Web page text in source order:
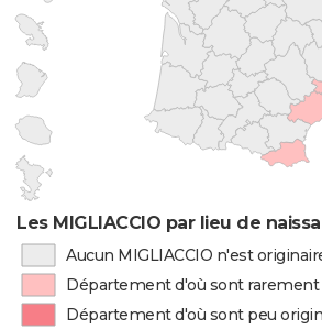
Les MIGLIACCIO par lieu de
Aucun MIGLIACCIO n'est
Département d'où sont rarement
Département d'où sont peu